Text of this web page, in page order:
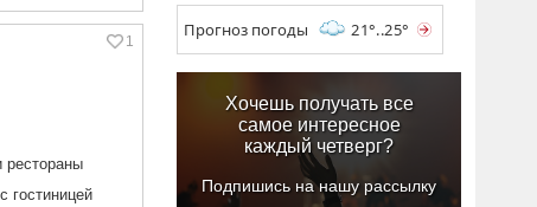
рестораны
гостиницей
1
Прогноз погоды 21°..25°
Хочешь получать все
самое интересное
каждый четверг?
Подпишись на нашу рассылку